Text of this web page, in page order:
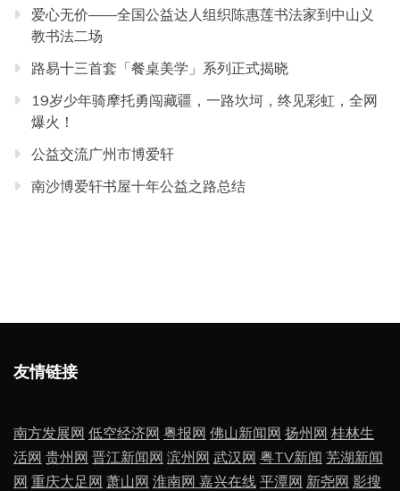
爱心无价——全国公益达人组织陈惠莲书法家到中山义
教书法二场
路易十三首套「餐桌美学」系列正式揭晓
19岁少年骑摩托勇闯藏疆，一路坎坷，终见彩虹，全网
爆火！
公益交流广州市博爱轩
南沙博爱轩书屋十年公益之路总结
友情链接
南方发展网 低空经济网 粤报网 佛山新闻网 扬州网 桂林生
活网 贵州网 晋江新闻网 滨州网 武汉网 粤TV新闻 芜湖新闻
网 重庆大足网 萧山网 淮南网 嘉兴在线 平潭网 新尧网 影搜